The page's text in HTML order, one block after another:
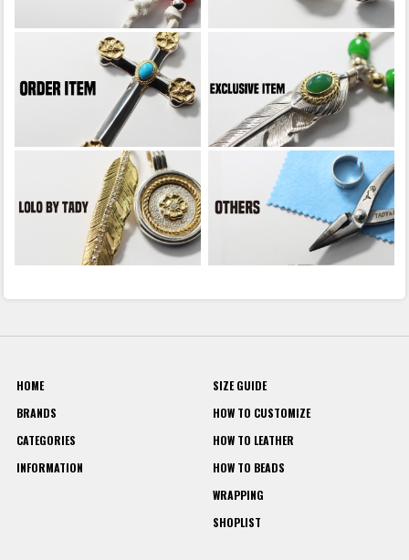
HOME
BRANDS
CATEGORIES
INFORMATION
SIZE GUIDE
HOW TO CUSTOMIZE
HOW TO LEATHER
HOW TO BEADS
WRAPPING
SHOPLIST